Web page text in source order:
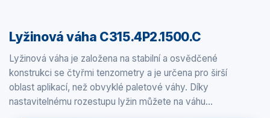
Lyžinová váha C315.4P2.1500.C
Lyžinová váha je založena na stabilní a osvědčené
konstrukci se čtyřmi tenzometry a je určena pro širší
oblast aplikací, než obvyklé paletové váhy. Díky
nastavitelnému rozestupu lyžin můžete na váhu…